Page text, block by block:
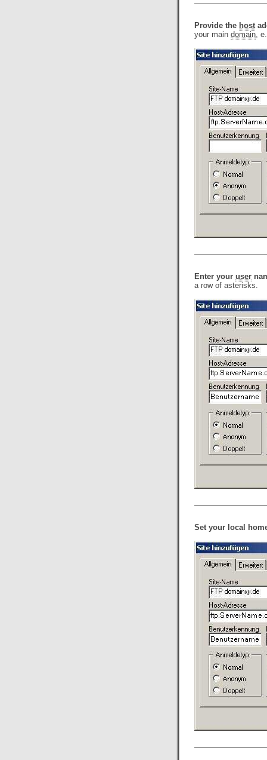
Provide the host
your main domain,
Enter your user
a row of asterisks.
Set your local